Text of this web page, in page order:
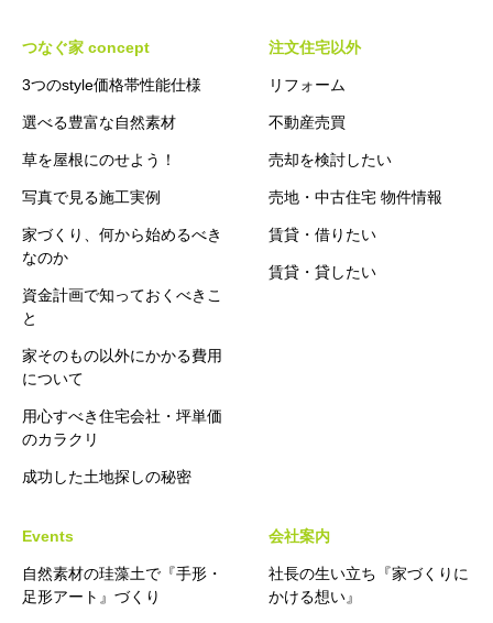
つなぐ家 concept
3つのstyle価格帯性能仕様
選べる豊富な自然素材
草を屋根にのせよう！
写真で見る施工実例
家づくり、何から始めるべき
なのか
資金計画で知っておくべきこ
と
家そのもの以外にかかる費用
について
用心すべき住宅会社・坪単価
のカラクリ
成功した土地探しの秘密
注文住宅以外
リフォーム
不動産売買
売却を検討したい
売地・中古住宅 物件情報
賃貸・借りたい
賃貸・貸したい
Events
自然素材の珪藻土で『手形・
足形アート』づくり
会社案内
社長の生い立ち『家づくりに
かける想い』